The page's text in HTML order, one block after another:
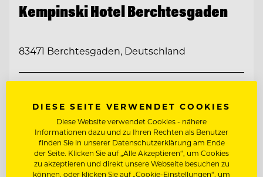
Kempinski Hotel Berchtesgaden
83471 Berchtesgaden, Deutschland
COMMIS DE RANG BAR (M/W/D)
Entdecke alle Jobs
DIESE SEITE VERWENDET COOKIES
Diese Website verwendet Cookies - nähere
Informationen dazu und zu Ihren Rechten als Benutzer
finden Sie in unserer Datenschutzerklärung am Ende
der Seite. Klicken Sie auf „Alle Akzeptieren“, um Cookies
zu akzeptieren und direkt unsere Webseite besuchen zu
können, oder klicken Sie auf „Cookie-Einstellungen“, um